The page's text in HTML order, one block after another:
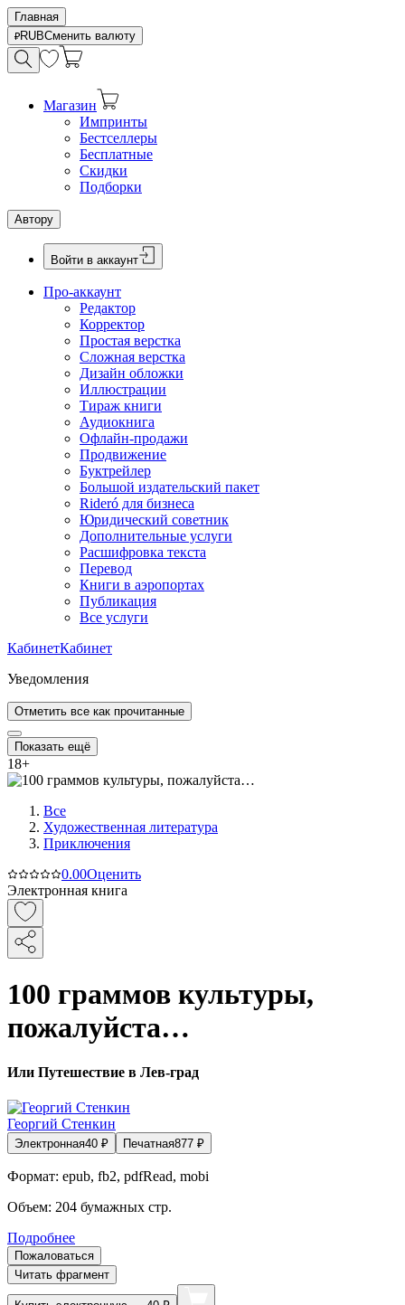
Главная
RUBСменить валюту
Магазин
Импринты
Бестселлеры
Бесплатные
Скидки
Подборки
Автору
Войти в аккаунт
Про-аккаунт
Редактор
Корректор
Простая верстка
Сложная верстка
Дизайн обложки
Иллюстрации
Тираж книги
Аудиокнига
Офлайн-продажи
Продвижение
Буктрейлер
Большой издательский пакет
Rideró для бизнеса
Юридический советник
Дополнительные услуги
Расшифровка текста
Перевод
Книги в аэропортах
Публикация
Все услуги
КабинетКабинет
Уведомления
Отметить все как прочитанные
Показать ещё
18+
Все
Художественная литература
Приключения
0.00Оценить
Электронная книга
100 граммов культуры,
пожалуйста…
Или Путешествие в Лев-град
Георгий Стенкин
Электронная40 ₽ Печатная877 ₽
Формат: epub, fb2, pdfRead, mobi
Объем: 204 бумажных стр.
Подробнее
Пожаловаться
Читать фрагмент